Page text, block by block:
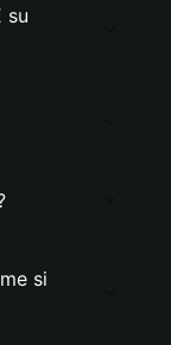
su
si